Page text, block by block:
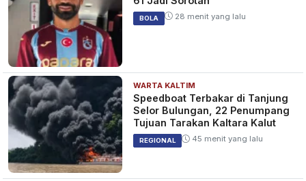
BOLA 28 menit yang lalu
WARTA KALTIM
Speedboat Terbakar di Tanjung
Selor Bulungan, 22 Penumpang
Tujuan Tarakan Kaltara Kalut
REGIONAL 45 menit yang lalu